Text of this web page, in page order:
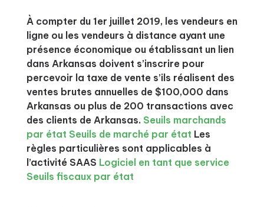
À compter du 1er juillet 2019, les vendeurs en
ligne ou les vendeurs à distance ayant une
présence économique ou établissant un lien
dans Arkansas doivent s’inscrire pour
percevoir la taxe de vente s’ils réalisent des
ventes brutes annuelles de $100,000 dans
Arkansas ou plus de 200 transactions avec
des clients de Arkansas. Seuils marchands
par état Seuils de marché par état Les
règles particulières sont applicables à
l’activité SAAS Logiciel en tant que service
Seuils fiscaux par état